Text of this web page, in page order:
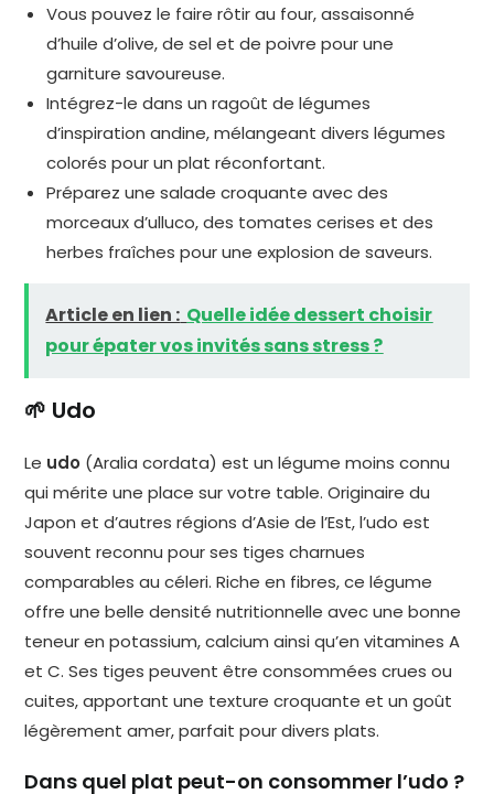
Vous pouvez le faire rôtir au four, assaisonné
d’huile d’olive, de sel et de poivre pour une
garniture savoureuse.
Intégrez-le dans un ragoût de légumes
d’inspiration andine, mélangeant divers légumes
colorés pour un plat réconfortant.
Préparez une salade croquante avec des
morceaux d’ulluco, des tomates cerises et des
herbes fraîches pour une explosion de saveurs.
Article en lien : Quelle idée dessert choisir
pour épater vos invités sans stress ?
🌱 Udo
Le udo (Aralia cordata) est un légume moins connu
qui mérite une place sur votre table. Originaire du
Japon et d’autres régions d’Asie de l’Est, l’udo est
souvent reconnu pour ses tiges charnues
comparables au céleri. Riche en fibres, ce légume
offre une belle densité nutritionnelle avec une bonne
teneur en potassium, calcium ainsi qu’en vitamines A
et C. Ses tiges peuvent être consommées crues ou
cuites, apportant une texture croquante et un goût
légèrement amer, parfait pour divers plats.
Dans quel plat peut-on consommer l’udo ?